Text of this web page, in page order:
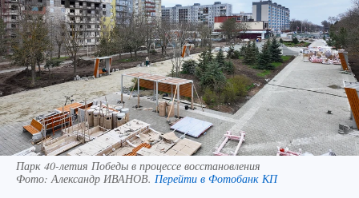
Парк 40-летия Победы в процессе восстановления
Фото:Александр ИВАНОВ. Перейти в Фотобанк КП